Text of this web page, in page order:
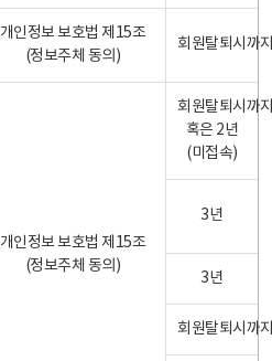
개인정보 보호법 제15조
(정보주체 동의)
회원탈퇴시까
개인정보 보호법 제15조
(정보주체 동의)
회원탈퇴시까
혹은 2년
(미접속)
3년
3년
회원탈퇴시까